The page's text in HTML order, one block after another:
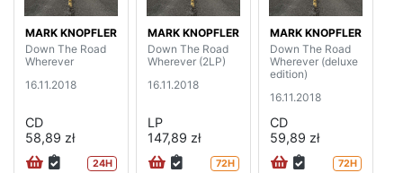
MARK KNOPFLER
Down The Road
Wherever
16.11.2018
CD
58,89 zł
24H
MARK KNOPFLER
Down The Road
Wherever (2LP)
16.11.2018
LP
147,89 zł
72H
MARK KNOPFLER
Down The Road
Wherever (deluxe
edition)
16.11.2018
CD
59,89 zł
72H